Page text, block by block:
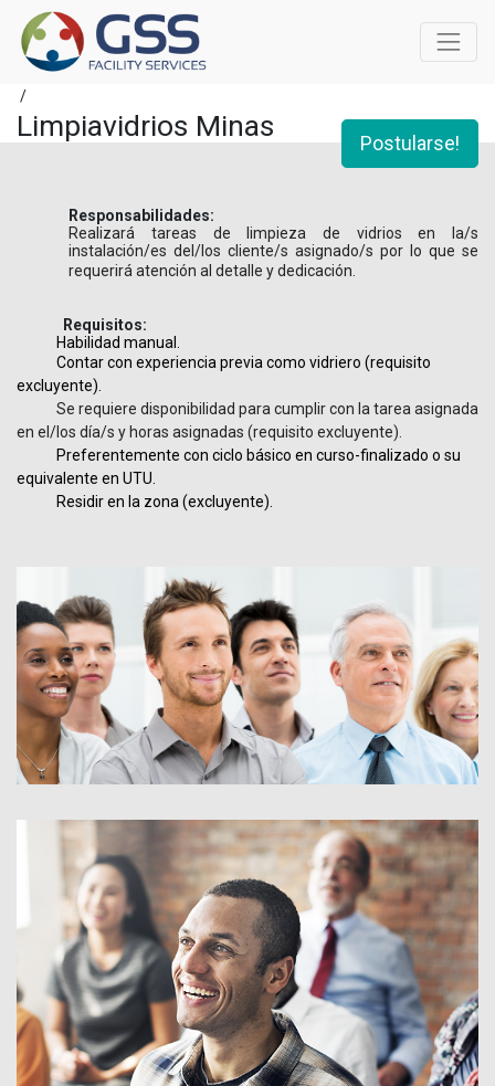
Postularse!
/
Limpiavidrios Minas
Responsabilidades:
Realizará tareas de limpieza de vidrios en la/s
instalación/es del/los cliente/s asignado/s por lo que se
requerirá atención al detalle y dedicación.
Requisitos:
Habilidad manual.
Contar con experiencia previa como vidriero (requisito
excluyente).
Se requiere disponibilidad para cumplir con la tarea asignada
en el/los día/s y horas asignadas (requisito excluyente).
Preferentemente con ciclo básico en curso-finalizado o su
equivalente en UTU.
Residir en la zona (excluyente).